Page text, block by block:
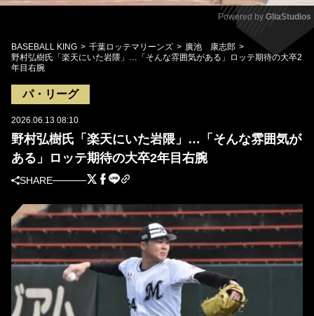
Mute
Powered by GliaStudios
BASEBALL KING 千葉ロッテマリーンズ
廣池 康志郎
野村弘樹氏「楽天にいた岩隈」…「そんな雰囲気がある」ロッテ期待の大卒2
年目右腕
パ・リーグ
2026.06.13 08:10
野村弘樹氏「楽天にいた岩隈」…「そんな雰囲気が
ある」ロッテ期待の大卒2年目右腕
SHARE